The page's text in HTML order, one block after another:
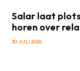
Salar laat
horen over
30 JULI 2026